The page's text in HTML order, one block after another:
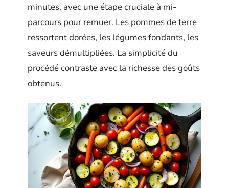
minutes, avec une étape cruciale à mi-
parcours pour remuer. Les pommes de terre
ressortent dorées, les légumes fondants, les
saveurs démultipliées. La simplicité du
procédé contraste avec la richesse des goûts
obtenus.